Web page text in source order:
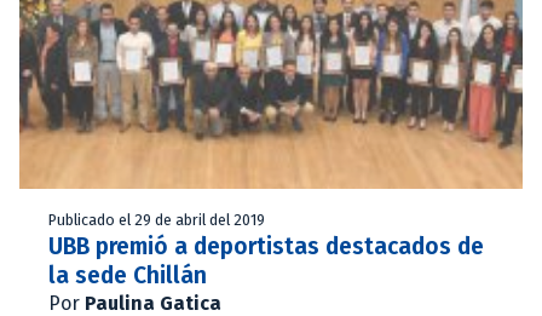
Publicado el 29 de abril del 2019
UBB premió a deportistas destacados de
la sede Chillán
Por Paulina Gatica